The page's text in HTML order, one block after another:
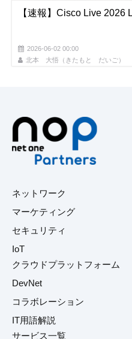
【速報】Cisco Live 2026
2026-06-02 00:00
北本 大悟（きたもと だいご）
ネットワーク
マーケティング
セキュリティ
IoT
クラウドプラットフォーム
DevNet
コラボレーション
IT用語解説
サービス一覧